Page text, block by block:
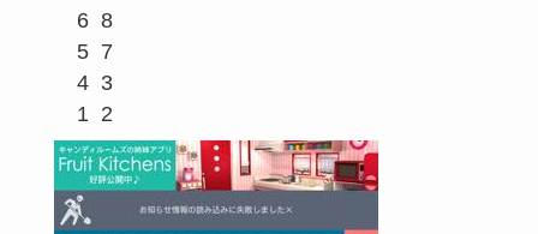
  6  8
  5  7
  4  3